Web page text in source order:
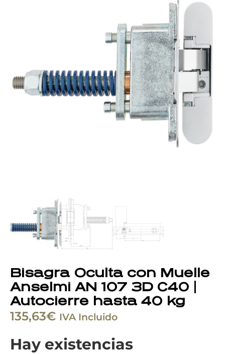
Bisagra Oculta con Muelle
Anselmi AN 107 3D C40 |
Autocierre hasta 40 kg
135,63€ IVA Incluido
Hay existencias